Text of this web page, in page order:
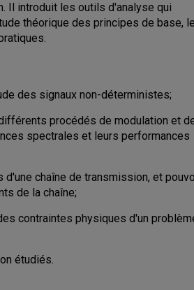
Il introduit les outils d'analyse qui
théorique des principes de base,
des signaux non-déterministes;
procédés de modulation et
spectrales et leurs performances
chaîne de transmission, et
de la chaîne;
contraintes physiques d'un
étudiés.